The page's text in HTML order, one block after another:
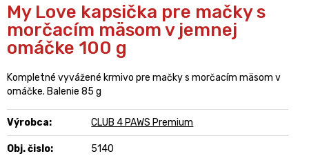
My Love kapsička pre mačky s
morčacím mäsom v jemnej
omáčke 100 g
Kompletné vyvážené krmivo pre mačky s morčacím mäsom v
omáčke. Balenie 85 g
Výrobca: CLUB 4 PAWS Premium
Obj. čislo: 5140